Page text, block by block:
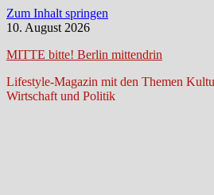
Zum Inhalt springen
10. August 2026
MITTE bitte! Berlin mittendrin
Lifestyle-Magazin mit den Themen
Wirtschaft und Politik